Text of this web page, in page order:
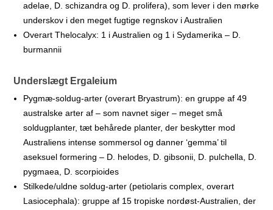
adelae, D. schizandra og D. prolifera), som lever i den mørke
underskov i den meget fugtige regnskov i Australien
Overart Thelocalyx: 1 i Australien og 1 i Sydamerika – D.
burmannii
Underslægt Ergaleium
Pygmæ-soldug-arter (overart Bryastrum): en gruppe af 49
australske arter af – som navnet siger – meget små
soldugplanter, tæt behårede planter, der beskytter mod
Australiens intense sommersol og danner ‘gemma’ til
aseksuel formering – D. helodes, D. gibsonii, D. pulchella, D.
pygmaea, D. scorpioides
Stilkede/uldne soldug-arter (petiolaris complex, overart
Lasiocephala): gruppe af 15 tropiske nordøst-Australien, der